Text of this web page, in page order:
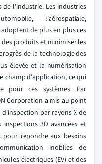
de l'industrie. Les industries
l'aérospatiale,
de plus en plus ces
produits et minimiser les
de la technologie des
élevée et la numérisation
champ d'application, ce qui
pour ces systèmes. Par
Corporation a mis au point
d'inspection par rayons X de
inspections 3D avancées et
pour répondre aux besoins
mobiles de
électriques (EV) et des